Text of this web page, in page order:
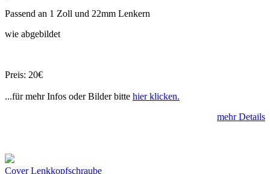
Passend an 1 Zoll und 22mm Lenkern
wie abgebildet
Preis: 20€
...für mehr Infos oder Bilder bitte hier klicken.
mehr Details
Cover Lenkkopfschraube